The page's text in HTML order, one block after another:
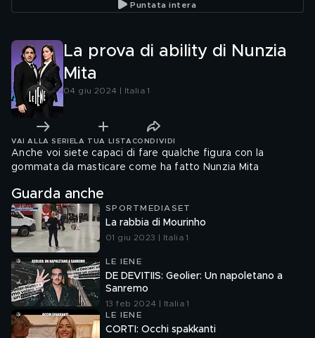
Puntata intera
La prova di ability di Nunzia
Mita
04 giu 2024 | Italia 1
VAI ALLA SERIE LA TUA LISTA CONDIVIDI
Anche voi siete capaci di fare qualche figura con la
gommata da masticare come ha fatto Nunzia Mita
Guarda anche
SPORTMEDIASET
La rabbia di Mourinho
01 giu 2023 | Italia 1
LE IENE
DE DEVITIIS: Geolier: Un napoletano a
Sanremo
13 feb 2024 | Italia 1
LE IENE
CORTI: Occhi spakkanti